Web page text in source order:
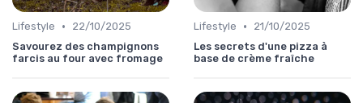
Lifestyle •
22/10/2025
Savourez des champignons
farcis au four avec fromage
Lifestyle •
21/10/2025
Les secrets d'une pizza à
base de crème fraîche